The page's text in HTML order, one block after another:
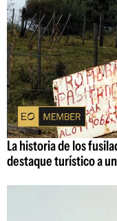
La historia de los
destaque turístico a